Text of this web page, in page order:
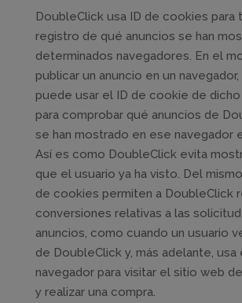
DoubleClick usa ID de cookies para
registro de qué anuncios se han
determinados navegadores. En el
publicar un anuncio en un
puede usar el ID de cookie de
para comprobar qué anuncios de
se han mostrado en ese navegador
Así es como DoubleClick evita
que el usuario ya ha visto. Del
de cookies permiten a DoubleClick
conversiones relativas a las
anuncios, como cuando un usuario
de DoubleClick y, más adelante, usa
navegador para visitar el sitio web
y realizar una compra.